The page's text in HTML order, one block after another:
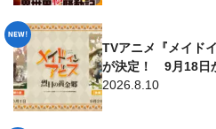
TVアニメ『メイド
が決定！ 9月18日
2026.8.10